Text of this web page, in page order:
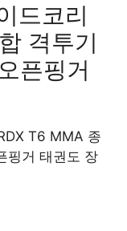
드코리
격투기
픈핑거